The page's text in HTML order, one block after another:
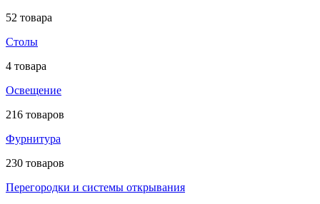
52 товара
Столы
4 товара
Освещение
216 товаров
Фурнитура
230 товаров
Перегородки и системы открывания